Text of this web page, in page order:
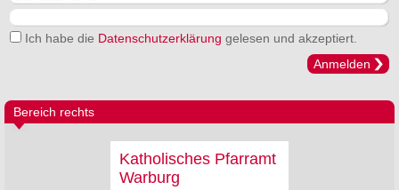
Ich habe die Datenschutzerklärung gelesen und akzeptiert.
Anmelden
Bereich rechts
Katholisches Pfarramt
Warburg